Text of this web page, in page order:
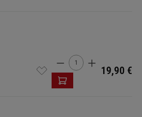
Cantidad del
19,90 €